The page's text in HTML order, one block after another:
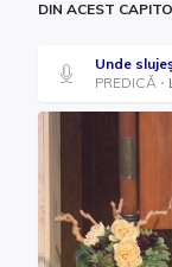
DIN ACEST
Unde
PREDICĂ